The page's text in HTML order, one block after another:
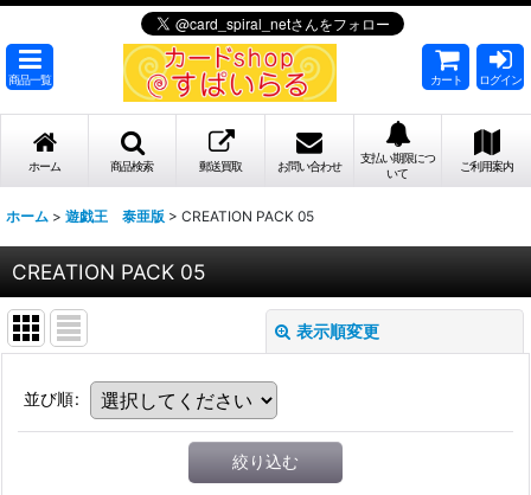
商品一覧 カート ログイン
ホーム 商品検索 郵送買取 お問い合わせ
支払い期限につ
いて
ご利用案内
ホーム > 遊戯王 泰亜版 > CREATION PACK 05
CREATION PACK 05
表示順変更
並び順:
絞り込む